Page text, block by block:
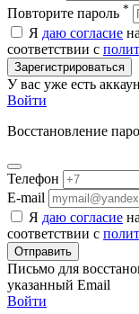
Повторите пароль *
Я даю согласие
соответствии с
Зарегистрироваться
У вас уже есть
Войти
Восстановление
Телефон
E-mail
Я даю согласие
соответствии с
Отправить
Письмо для
указанный Email
Войти